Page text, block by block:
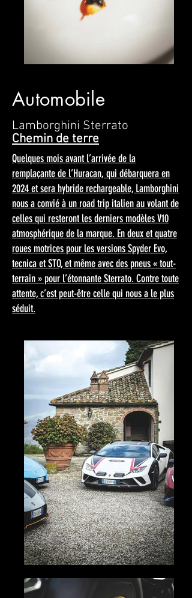
Automobile
Lamborghini Sterrato
Chemin de terre
Quelques mois avant l’arrivée de la
remplaçante de l’Huracan, qui débarquera en
2024 et sera hybride rechargeable, Lamborghini
nous a convié à un road trip italien au volant de
celles qui resteront les derniers modèles V10
atmosphérique de la marque. En deux et quatre
roues motrices pour les versions Spyder Evo,
tecnica et STO, et même avec des pneus « tout-
terrain » pour l’étonnante Sterrato. Contre toute
attente, c’est peut-être celle qui nous a le plus
séduit.